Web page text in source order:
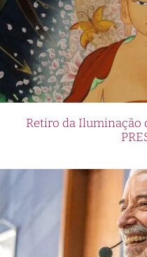
Retiro da Iluminação